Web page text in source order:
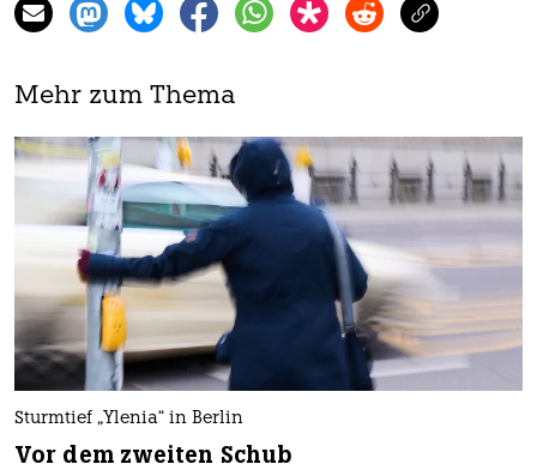
Mehr zum Thema
Sturmtief „Ylenia“ in Berlin
Vor dem zweiten Schub